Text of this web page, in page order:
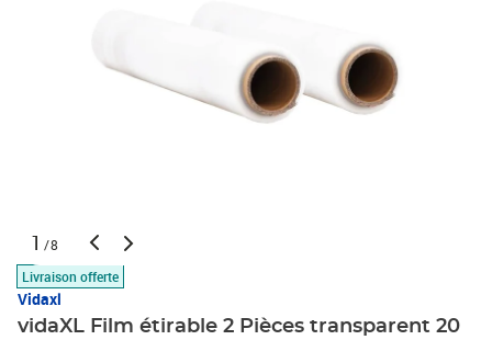
1 /8
Livraison offerte
Vidaxl
vidaXL Film étirable 2 Pièces transparent 20